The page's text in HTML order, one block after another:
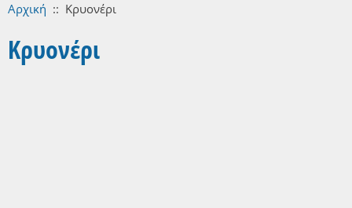
Αρχική :: Κρυονέρι
Κρυονέρι